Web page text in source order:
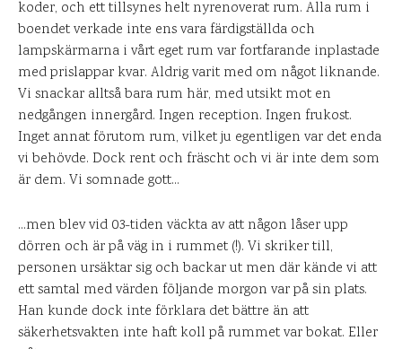
koder, och ett tillsynes helt nyrenoverat rum. Alla rum i
boendet verkade inte ens vara färdigställda och
lampskärmarna i vårt eget rum var fortfarande inplastade
med prislappar kvar. Aldrig varit med om något liknande.
Vi snackar alltså bara rum här, med utsikt mot en
nedgången innergård. Ingen reception. Ingen frukost.
Inget annat förutom rum, vilket ju egentligen var det enda
vi behövde. Dock rent och fräscht och vi är inte dem som
är dem. Vi somnade gott…
…men blev vid 03-tiden väckta av att någon låser upp
dörren och är på väg in i rummet (!). Vi skriker till,
personen ursäktar sig och backar ut men där kände vi att
ett samtal med värden följande morgon var på sin plats.
Han kunde dock inte förklara det bättre än att
säkerhetsvakten inte haft koll på rummet var bokat. Eller